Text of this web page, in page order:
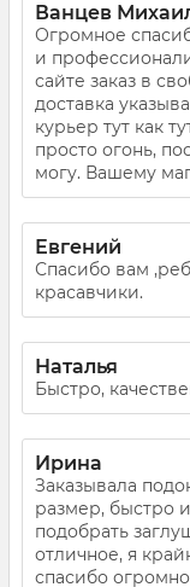
Ванцев
Огромное
и
сайте заказ в
доставка
курьер тут как
просто огонь,
могу. Вашему
Евгений
Спасибо вам
красавчики.
Наталья
Быстро,
Ирина
Заказывала
размер, быстро
подобрать
отличное, я
спасибо